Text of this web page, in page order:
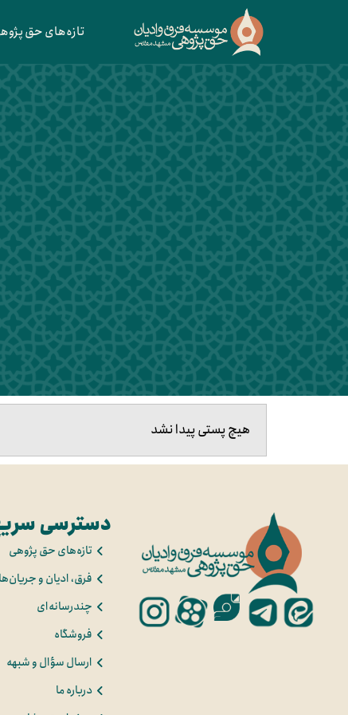
تازه‌های حق
هیچ پستی پیدا نشد
دسترسی
تازه‌های حق پژوهی
فرق، ادیان و
چندرسانه‌ای
فروشگاه
ارسال سؤال و شبهه
درباره ما